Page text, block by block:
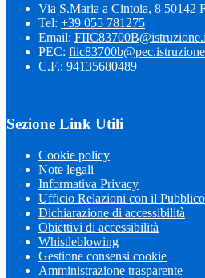
Via S.Maria a Cintoia, 8 50142
Tel: +39 055 781275
Email:
PEC:
C.F.: 94135680489
Sezione Link Utili
Cookie policy
Note legali
Informativa Privacy
Ufficio Relazioni con il Pubblico
Dichiarazione di accessibilità
Obiettivi di accessibilità
Whistleblowing
Gestione consensi cookie
Amministrazione trasparente